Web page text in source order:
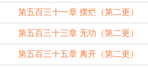
更）
第五百三十一章 摆烂（第二更）
第五百三十三章 无功（第二更）
第五百三十五章 离开（第二更）